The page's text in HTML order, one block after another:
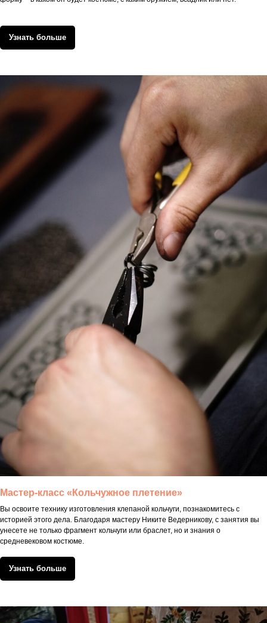
Узнать больше
Мастер-класс «Кольчужное плетение»
Вы освоите технику изготовления клепаной кольчуги, познакомитесь с
историей этого дела. Благодаря мастеру Никите Ведерникову, с занятия вы
унесете не только фрагмент кольчуги или браслет, но и знания о
средневековом костюме.
Узнать больше